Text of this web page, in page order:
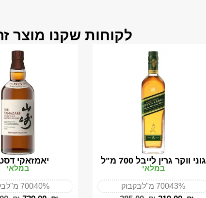
לקוחות שקנו מוצר
גוני ווקר גרין לייבל 700 מ"ל
במלאי
43%700 מ"ל בקבוק
יאמזאקי
במלאי
40%700 מ"ל